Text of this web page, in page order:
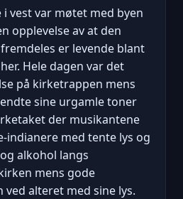
i vest var møtet med byen
opplevelse av at den
er levende blant
Hele dagen var det
på kirketrappen mens
sine urgamle toner
der musikantene
indianere med tente lys og
alkohol langs
mens gode
alteret med sine lys.